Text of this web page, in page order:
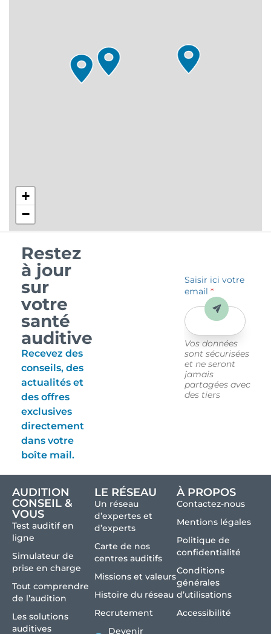
+
−
Restez
à jour
sur
votre
santé
auditive
Recevez des
conseils, des
actualités et
des offres
exclusives
directement
dans votre
boîte mail.
Saisir ici votre
email*
Vos données
sont sécurisées
et ne seront
jamais
partagées avec
des tiers
Envoyer
AUDITION
CONSEIL &
VOUS
Test auditif en
ligne
Simulateur de
prise en charge
Tout comprendre
de l’audition
Les solutions
auditives
LE RÉSEAU
Un réseau
d’expertes et
d’experts
Carte de nos
centres auditifs
Missions et valeurs
Histoire du réseau
Recrutement
Devenir
À PROPOS
Contactez-nous
Mentions légales
Politique de
confidentialité
Conditions
générales
d’utilisations
Accessibilité